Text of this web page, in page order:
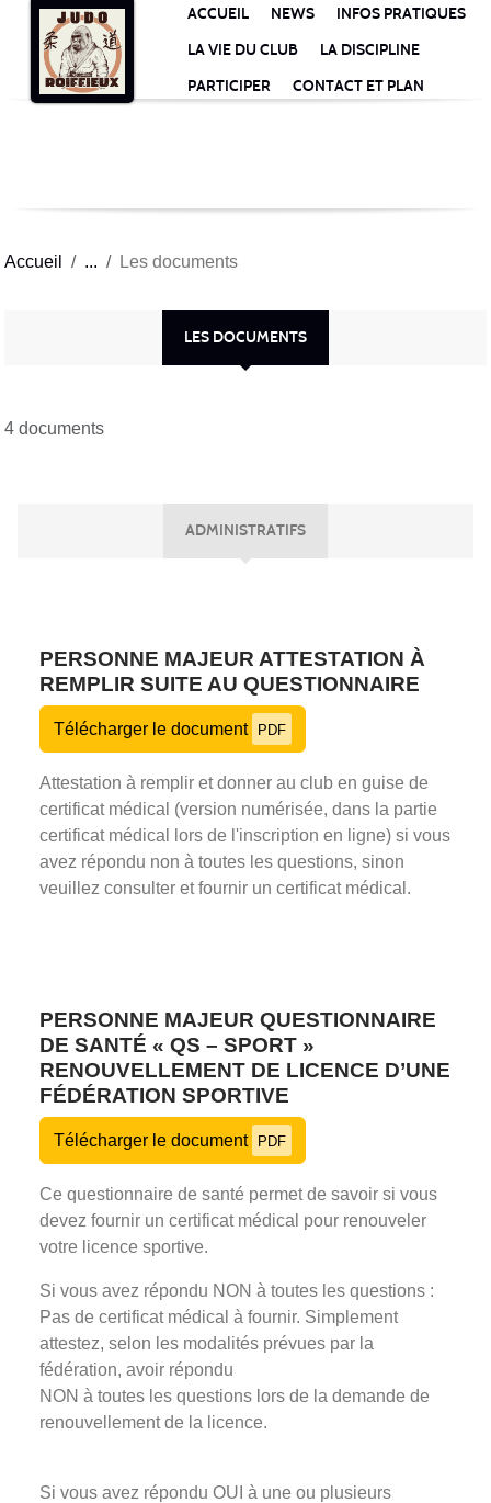
ACCUEIL NEWS
INFOS PRATIQUES
LA VIE DU CLUB
LA DISCIPLINE
PARTICIPER
CONTACT ET PLAN
Accueil Les documents
LES DOCUMENTS
4 documents
ADMINISTRATIFS
PERSONNE MAJEUR ATTESTATION À
REMPLIR SUITE AU QUESTIONNAIRE
Télécharger le document PDF
Attestation à remplir et donner au club en guise de
certificat médical (version numérisée, dans la partie
certificat médical lors de l'inscription en ligne) si vous
avez répondu non à toutes les questions, sinon
veuillez consulter et fournir un certificat médical.
PERSONNE MAJEUR QUESTIONNAIRE
DE SANTÉ « QS – SPORT »
RENOUVELLEMENT DE LICENCE D’UNE
FÉDÉRATION SPORTIVE
Télécharger le document PDF
Ce questionnaire de santé permet de savoir si vous
devez fournir un certificat médical pour renouveler
votre licence sportive.
Si vous avez répondu NON à toutes les questions :
Pas de certificat médical à fournir. Simplement
attestez, selon les modalités prévues par la
fédération, avoir répondu
NON à toutes les questions lors de la demande de
renouvellement de la licence.
Si vous avez répondu OUI à une ou plusieurs
Panneau de gestion des cookies